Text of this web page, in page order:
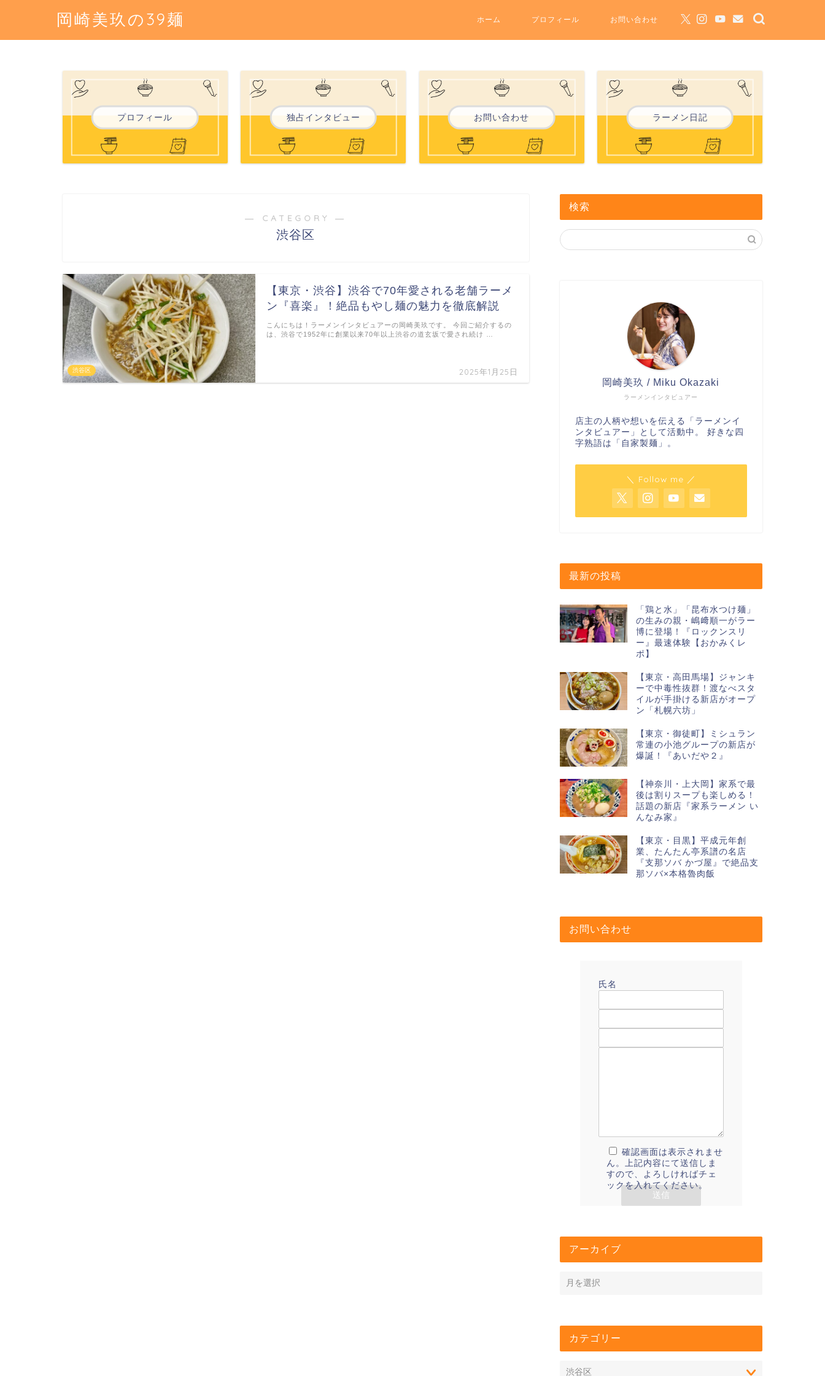
岡崎美玖の39麺 ホーム プロフィール お問い合わせ
プロフィール 独占インタビュー お問い合わせ ラーメン日記
― CATEGORY ―
渋谷区
渋谷区
【東京・渋谷】渋谷で70年愛される老舗ラーメ
ン『喜楽』！絶品もやし麺の魅力を徹底解説
2025年1月25日
こんにちは！ラーメンインタビュアーの岡崎美玖です。 今回ご紹介するの
は、渋谷で1952年に創業以来70年以上渋谷の道玄坂で愛され続け …
検索
ラーメンインタビュアー
岡崎美玖 / Miku Okazaki
店主の人柄や想いを伝える「ラーメンイ
ンタビュアー」として活動中。 好きな四
字熟語は「自家製麺」。
＼ Follow me ／
最新の投稿
「鶏と水」「昆布水つけ麺」
の生みの親・嶋﨑順一がラー
博に登場！『ロックンスリ
ー』最速体験【おかみくレ
ポ】
【東京・高田馬場】ジャンキ
ーで中毒性抜群！渡なべスタ
イルが手掛ける新店がオープ
ン「札幌六坊」
【東京・御徒町】ミシュラン
常連の小池グループの新店が
爆誕！『あいだや２』
【神奈川・上大岡】家系で最
後は割りスープも楽しめる！
話題の新店『家系ラーメン い
んなみ家』
【東京・目黒】平成元年創
業、たんたん亭系譜の名店
『支那ソバ かづ屋』で絶品支
那ソバ×本格魯肉飯
お問い合わせ
氏名
確認画面は表示されませ
ん。上記内容にて送信しま
すので、よろしければチェ
ックを入れてください。
アーカイブ
カテゴリー